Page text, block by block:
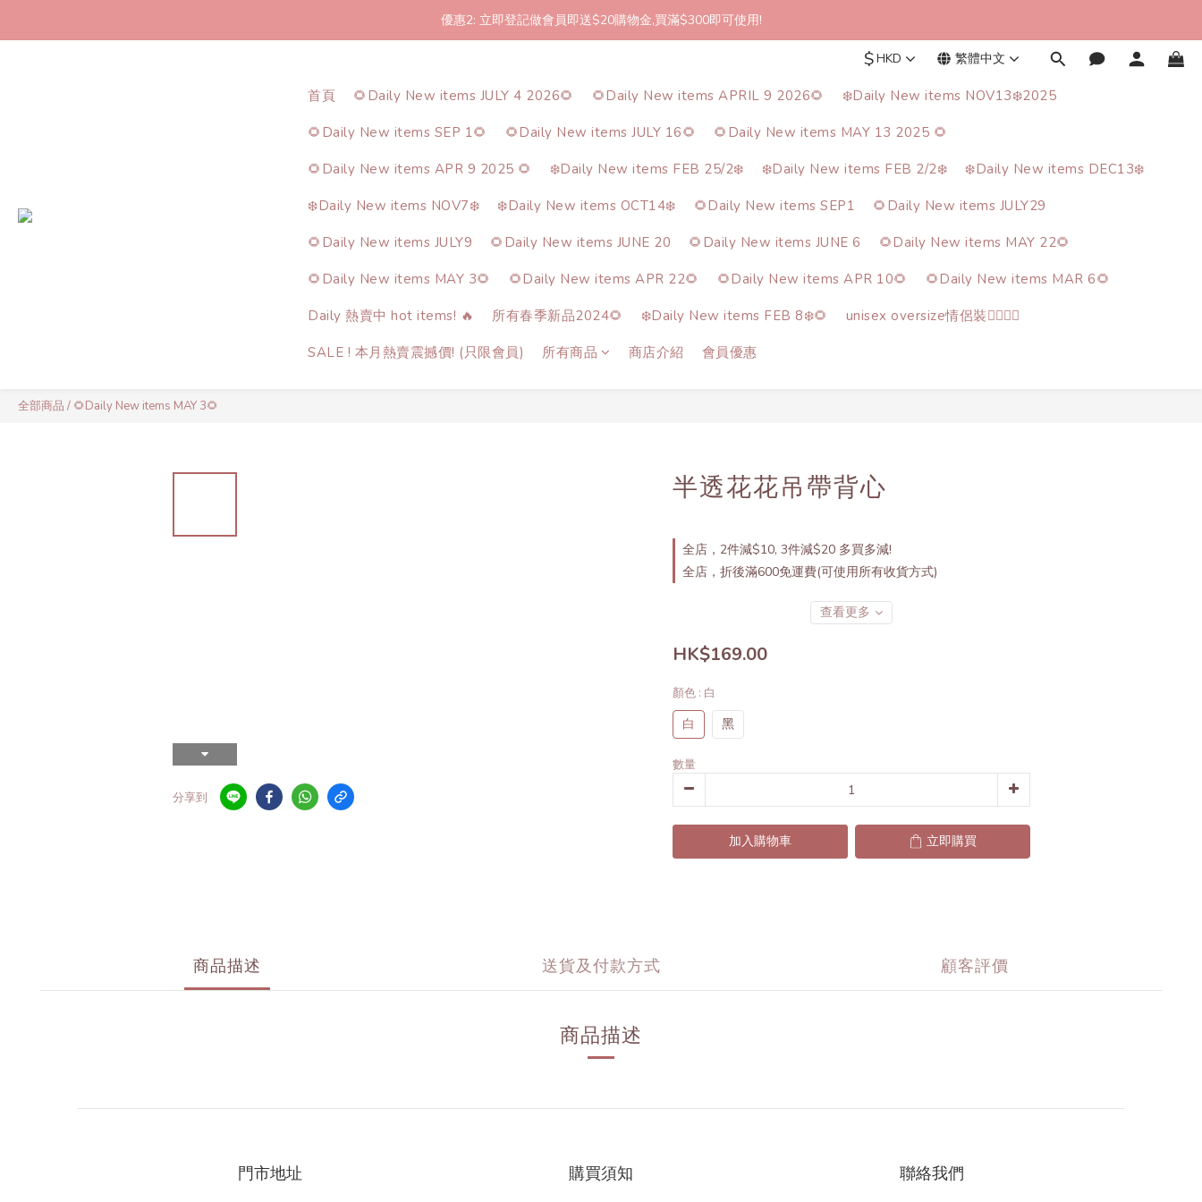
2件起包郵!(反應良好優惠期延長🎉!shop now!)
優惠2: 立即登記做會員即送$20購物金,買滿$300即可使用!
$HKD 繁體中文
首頁 🌻Daily New items JULY 4 2026🌻 🌻Daily New items APRIL 9 2026🌻 ❄️Daily New items NOV13❄️2025
🌻Daily New items SEP 1🌻 🌻Daily New items JULY 16🌻 🌻Daily New items MAY 13 2025 🌻
🌻Daily New items APR 9 2025 🌻 ❄️Daily New items FEB 25/2❄️ ❄️Daily New items FEB 2/2❄️ ❄️Daily New items DEC13❄️
❄️Daily New items NOV7❄️ ❄️Daily New items OCT14❄️ 🌻Daily New items SEP1 🌻Daily New items JULY29
🌻Daily New items JULY9 🌻Daily New items JUNE 20 🌻Daily New items JUNE 6 🌻Daily New items MAY 22🌻
🌻Daily New items MAY 3🌻 🌻Daily New items APR 22🌻 🌻Daily New items APR 10🌻 🌻Daily New items MAR 6🌻
Daily 熱賣中 hot items! 🔥 所有春季新品2024🌻 ❄️Daily New items FEB 8❄️🌻 unisex oversize情侶裝🙋‍♂️🙋‍♀️
SALE ! 本月熱賣震撼價! (只限會員) 所有商品 商店介紹 會員優惠
全部商品 / 🌻Daily New items MAY 3🌻
分享到
半透花花吊帶背心
全店，2件減$10, 3件減$20 多買多減!
全店，折後滿600免運費(可使用所有收貨方式)
查看更多
HK$169.00
顏色 : 白
白 黑
數量
加入購物車 立即購買
商品描述 送貨及付款方式 顧客評價
商品描述
門市地址 購買須知 聯絡我們